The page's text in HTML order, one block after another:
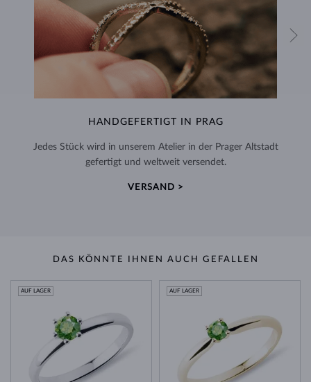
HANDGEFERTIGT IN PRAG
Jedes Stück wird in unserem Atelier in der Prager Altstadt
gefertigt und weltweit versendet.
VERSAND >
DAS KÖNNTE IHNEN AUCH GEFALLEN
AUF LAGER AUF LAGER